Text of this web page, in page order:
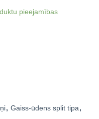
pieejamības
, Gaiss-ūdens split tipa,